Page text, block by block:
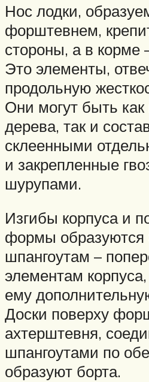
Нос лодки,
форштевнем,
стороны, а в корме
Это элементы,
продольную
Они могут быть как
дерева, так и
склеенными
и закрепленные
шурупами.
Изгибы корпуса и
формы образуются
шпангоутам –
элементам
ему
Доски поверху
ахтерштевня,
шпангоутами по
образуют борта.